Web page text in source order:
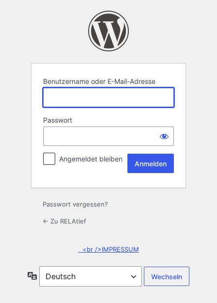
Benutzername oder E-Mail-Adresse
Passwort
Angemeldet bleiben
Passwort vergessen?
← Zu RELAtief
<br />IMPRESSUM
Sprache